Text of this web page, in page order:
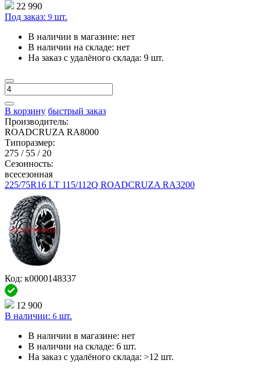
22 990
Под заказ: 9 шт.
В наличии в магазине: нет
В наличии на складе: нет
На заказ с удалёного склада: 9 шт.
В корзину быстрый заказ
Производитель:
ROADCRUZA RA8000
Типоразмер:
275 / 55 / 20
Сезонность:
всесезонная
225/75R16 LT 115/112Q ROADCRUZA RA3200
Код: к0000148337
12 900
В наличии: 6 шт.
В наличии в магазине: нет
В наличии на складе: 6 шт.
На заказ с удалёного склада: >12 шт.